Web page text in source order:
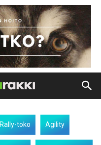
Rally-toko Agility